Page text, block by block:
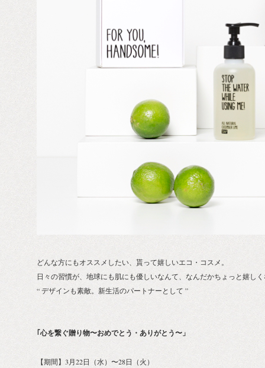
どんな方にもオススメしたい、貰って嬉しいエコ・コスメ。
日々の習慣が、地球にも肌にも優しいなんて、なんだかちょっと嬉し
“ デザインも素敵。新生活のパートナーとして ”
｢心を繋ぐ贈り物〜おめでとう・ありがとう〜」
【期間】3月22日（水）〜28日（火）